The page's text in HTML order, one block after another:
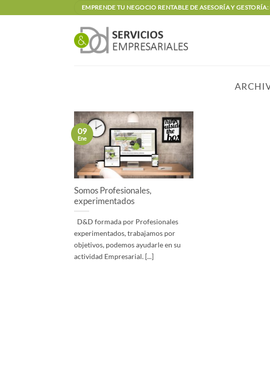
al
EMPRENDE TU NEGOCIO RENTABLE DE ASESORÍA Y
Somos Profesionales,
experimentados
D&D formada por Profesionales
experimentados, trabajamos por
objetivos, podemos ayudarle en su
actividad Empresarial. [...]
09
Ene